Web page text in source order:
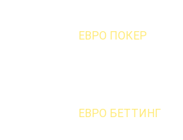
ЕВРО ПОКЕР
ЕВРО БЕТТИНГ